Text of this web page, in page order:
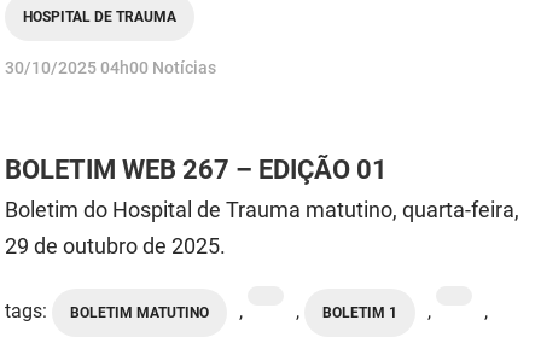
HOSPITAL DE TRAUMA
publicado
30/10/202504h00 Notícias
BOLETIM WEB 267 – EDIÇÃO 01
Boletim do Hospital de Trauma matutino, quarta-feira,
29 de outubro de 2025.
tags: BOLETIM MATUTINO , , BOLETIM 1 , ,